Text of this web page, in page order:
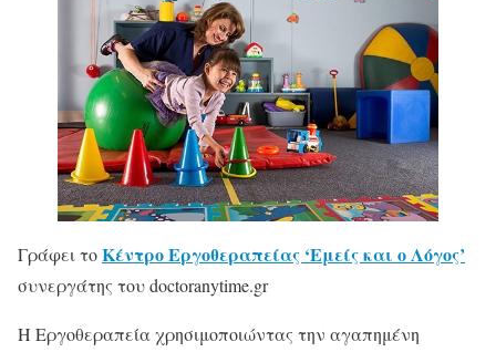
Γράφει τοΚέντρο Εργοθεραπείας ‘Εμείς και ο Λόγος’
συνεργάτης του doctoranytime.gr
Η Εργοθεραπεία χρησιμοποιώντας την αγαπημένη